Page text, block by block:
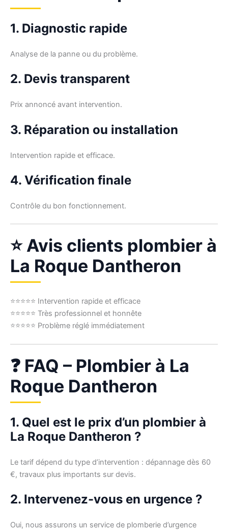
1. Diagnostic rapide
Analyse de la panne ou du problème.
2. Devis transparent
Prix annoncé avant intervention.
3. Réparation ou installation
Intervention rapide et efficace.
4. Vérification finale
Contrôle du bon fonctionnement.
⭐ Avis clients plombier à
La Roque Dantheron
⭐⭐⭐⭐⭐ Intervention rapide et efficace
⭐⭐⭐⭐⭐ Très professionnel et honnête
⭐⭐⭐⭐⭐ Problème réglé immédiatement
❓ FAQ – Plombier à La
Roque Dantheron
1. Quel est le prix d’un plombier à
La Roque Dantheron ?
Le tarif dépend du type d’intervention : dépannage dès 60
€, travaux plus importants sur devis.
2. Intervenez-vous en urgence ?
Oui, nous assurons un service de plomberie d’urgence